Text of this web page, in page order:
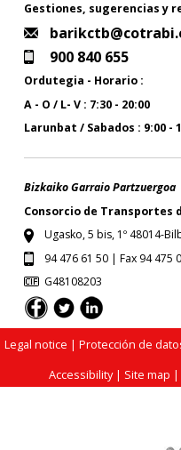
Gestiones, sugerencias y
900 840 655
Ordutegia - Horario :
A - O / L- V : 7:30 - 20:00
Larunbat / Sabados : 9:00 -
Bizkaiko Garraio Partzuergoa
Consorcio de Transportes
Ugasko, 5 bis, 1º 48014-
94 476 61 50 | Fax 94 475
G48108203
Legal notice | Protección de
Accessibility| Site map